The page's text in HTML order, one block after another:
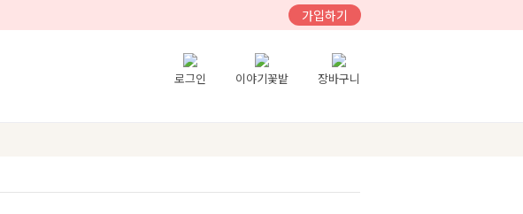
가입하기
로그인 이야기꽃밭 장바구니